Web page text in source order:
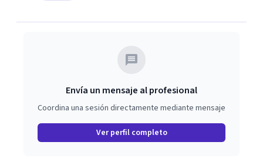
Envía un mensaje al profesional
Coordina una sesión directamente mediante mensaje
Ver perfil completo